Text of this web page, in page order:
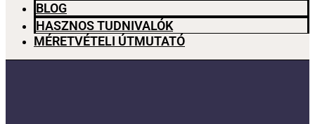
BLOG
HASZNOS TUDNIVALÓK
MÉRETVÉTELI ÚTMUTATÓ